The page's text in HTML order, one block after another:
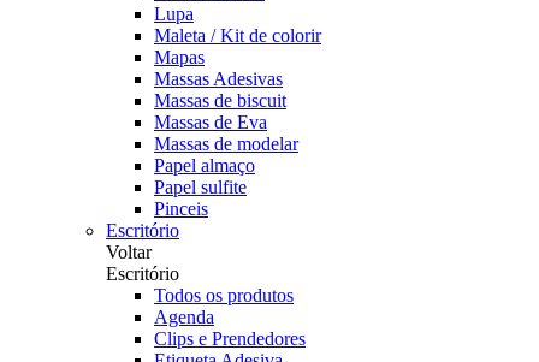
Lupa
Maleta / Kit de colorir
Mapas
Massas Adesivas
Massas de biscuit
Massas de Eva
Massas de modelar
Papel almaço
Papel sulfite
Pinceis
Escritório
Voltar
Escritório
Todos os produtos
Agenda
Clips e Prendedores